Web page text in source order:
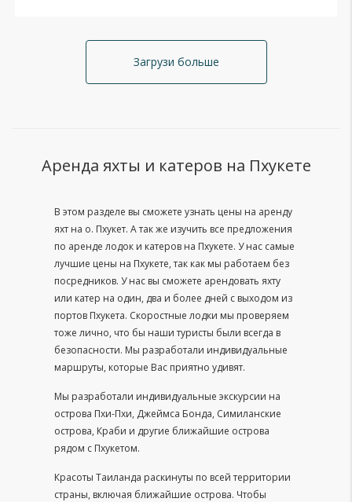
Загрузи больше
Аренда яхты и катеров на Пхукете
В этом разделе вы сможете узнать цены на аренду
яхт на о. Пхукет. А так же изучить все предложения
по аренде лодок и катеров на Пхукете. У нас самые
лучшие цены на Пхукете, так как мы работаем без
посредников. У нас вы сможете арендовать яхту
или катер на один, два и более дней с выходом из
портов Пхукета. Скоростные лодки мы проверяем
тоже лично, что бы наши туристы были всегда в
безопасности. Мы разработали индивидуальные
маршруты, которые Вас приятно удивят.
Мы разработали индивидуальные экскурсии на
острова Пхи-Пхи, Джеймса Бонда, Симиланские
острова, Краби и другие ближайшие острова
рядом с Пхукетом.
Красоты Таиланда раскинуты по всей территории
страны, включая ближайшие острова. Чтобы